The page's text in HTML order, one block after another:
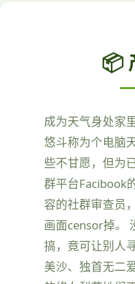
📦
成为天气身处家
悠斗称为个电脑
些不甘愿，但为
群平台Facibook
容的社群审查员
画面censor掉。
搞，竟可让别人
美沙、独首无二